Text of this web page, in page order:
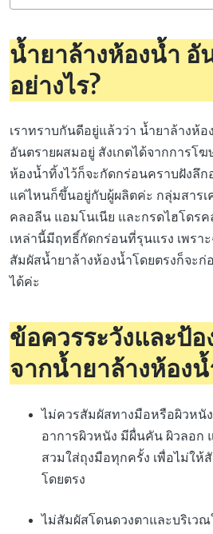
น้ำยาล้างห้องน้ำ อั
อย่างไร?
เราทราบกันดีอยู่แล้วว่า น้ำยาล้างห้
อันตรายผสมอยู่ สังเกตได้จากการโ
ห้องน้ำทิ้งไว้ก็จะกัดกร่อนคราบฝังลึก
แค่ไหนก็ขึ้นอยู่กับผู้ผลิตค่ะ กลุ่มสาร
คลอลีน แอมโนเนีย และกรดไฮโดร
เหล่านี้มีฤทธิ์กัดกร่อนที่รุนแรง เพรา
สัมผัสน้ำยาล้างห้องน้ำโดยตรงก็จะก่
ได้ค่ะ
ข้อควรระวังและป้
จากน้ำยาล้างห้อง
ไม่ควรสัมผัสทางมือหรือผิวหนั
อาการผิวหนัง มีผื่นคัน ผิวลอก
สวมใส่ถุงมือทุกครั้ง เพื่อไม่ให้
โดยตรง
ไม่สัมผัสโดนดวงตาและบริเวณ